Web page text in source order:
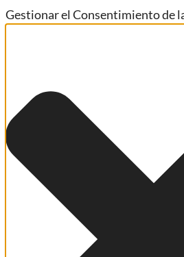
Gestionar el Consentimiento de